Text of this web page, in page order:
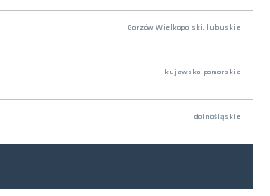
Gorzów Wielkopolski, lubuskie
kujawsko-pomorskie
dolnośląskie